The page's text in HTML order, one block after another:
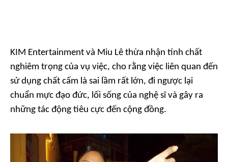
KIM Entertainment và Miu Lê thừa nhận tính chất
nghiêm trọng của vụ việc, cho rằng việc liên quan đến
sử dụng chất cấm là sai lầm rất lớn, đi ngược lại
chuẩn mực đạo đức, lối sống của nghệ sĩ và gây ra
những tác động tiêu cực đến cộng đồng.